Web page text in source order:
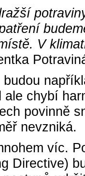
V
chybí
povinně
nevzniká.
víc.
Directive)